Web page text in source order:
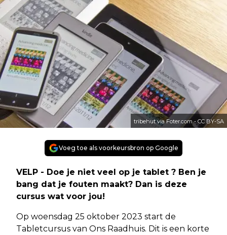
tribehut via Foter.com - CC BY-SA
Voeg toe als voorkeursbron op Google
VELP - Doe je niet veel op je tablet ? Ben je
bang dat je fouten maakt? Dan is deze
cursus wat voor jou!
Op woensdag 25 oktober 2023 start de
Tabletcursus van Ons Raadhuis. Dit is een korte